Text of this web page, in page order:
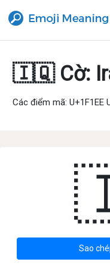
🇮🇶 Cờ:
Các điểm mã: U+1F1EE
Sao